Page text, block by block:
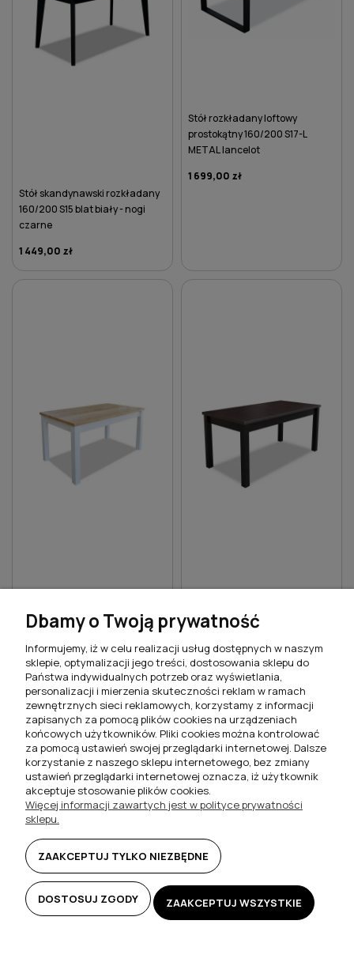
Stół skandynawski rozkładany
160/200 S15 blat biały - nogi
czarne
1 449,00 zł
Stół rozkładany loftowy
prostokątny 160/200 S17-L
METAL lancelot
1 699,00 zł
Stół rozkładany prostokątny
160/215 S18 fornir dębowy z
sękami - nogi białe
1 449,00 zł
DO KOSZYKA
Stół rozkładany prostokątny
160/200 S18-L wenge
1 149,00 zł
DO KOSZYKA
Dbamy o Twoją prywatność
Informujemy, iż w celu realizacji usług dostępnych w naszym
sklepie, optymalizacji jego treści, dostosowania sklepu do
Państwa indywidualnych potrzeb oraz wyświetlania,
personalizacji i mierzenia skuteczności reklam w ramach
zewnętrznych sieci reklamowych, korzystamy z informacji
zapisanych za pomocą plików cookies na urządzeniach
końcowych użytkowników. Pliki cookies można kontrolować
za pomocą ustawień swojej przeglądarki internetowej. Dalsze
korzystanie z naszego sklepu internetowego, bez zmiany
ustawień przeglądarki internetowej oznacza, iż użytkownik
akceptuje stosowanie plików cookies.
Więcej informacji zawartych jest w polityce prywatności
sklepu.
ZAAKCEPTUJ TYLKO NIEZBĘDNE
DOSTOSUJ ZGODY ZAAKCEPTUJ WSZYSTKIE